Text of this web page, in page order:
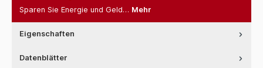
Sparen Sie Energie und Geld… Mehr
Eigenschaften
Datenblätter